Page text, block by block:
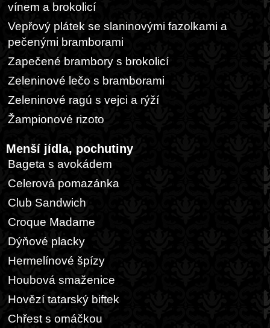
vínem a brokolicí
Vepřový plátek se slaninovými fazolkami a
pečenými bramborami
Zapečené brambory s brokolicí
Zeleninové lečo s bramborami
Zeleninové ragú s vejci a rýží
Žampionové rizoto
Menší jídla, pochutiny
Bageta s avokádem
Celerová pomazánka
Club Sandwich
Croque Madame
Dýňové placky
Hermelínové špízy
Houbová smaženice
Hovězí tatarský biftek
Chřest s omáčkou